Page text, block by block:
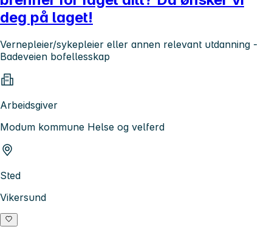
deg på laget!
Vernepleier/sykepleier eller annen relevant utdanning -
Badeveien bofellesskap
Arbeidsgiver
Modum kommune Helse og velferd
Sted
Vikersund